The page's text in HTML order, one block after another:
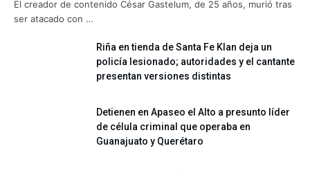
El creador de contenido César Gastelum, de 25 años, murió tras
ser atacado con …
Riña en tienda de Santa Fe Klan deja un
policía lesionado; autoridades y el cantante
presentan versiones distintas
Detienen en Apaseo el Alto a presunto líder
de célula criminal que operaba en
Guanajuato y Querétaro